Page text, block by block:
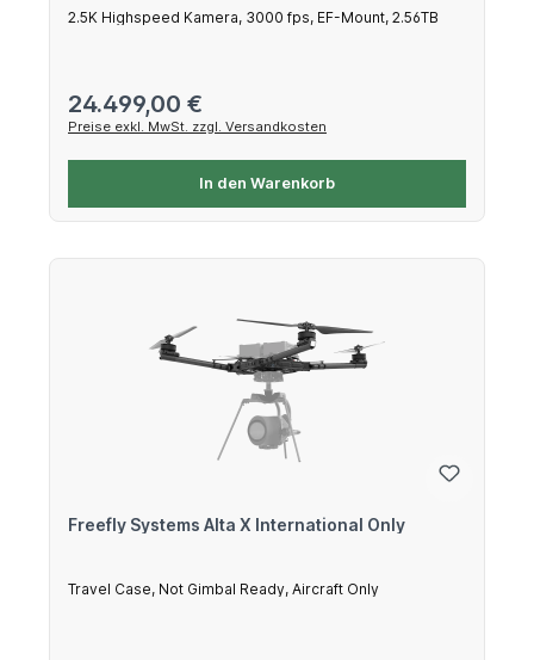
2.5K Highspeed Kamera, 3000 fps, EF-Mount, 2.56TB
Regulärer Preis:
24.499,00 €
Preise exkl. MwSt. zzgl. Versandkosten
In den Warenkorb
Freefly Systems Alta X International Only
Travel Case, Not Gimbal Ready, Aircraft Only